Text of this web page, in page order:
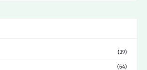
(39)
(64)